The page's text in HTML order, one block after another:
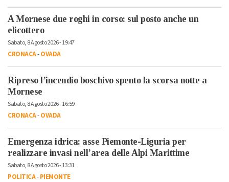
A Mornese due roghi in corso: sul posto anche un
elicottero
Sabato, 8 Agosto 2026 - 19:47
CRONACA-OVADA
Ripreso l’incendio boschivo spento la scorsa notte a
Mornese
Sabato, 8 Agosto 2026 - 16:59
CRONACA-OVADA
Emergenza idrica: asse Piemonte-Liguria per
realizzare invasi nell’area delle Alpi Marittime
Sabato, 8 Agosto 2026 - 13:31
POLITICA-PIEMONTE